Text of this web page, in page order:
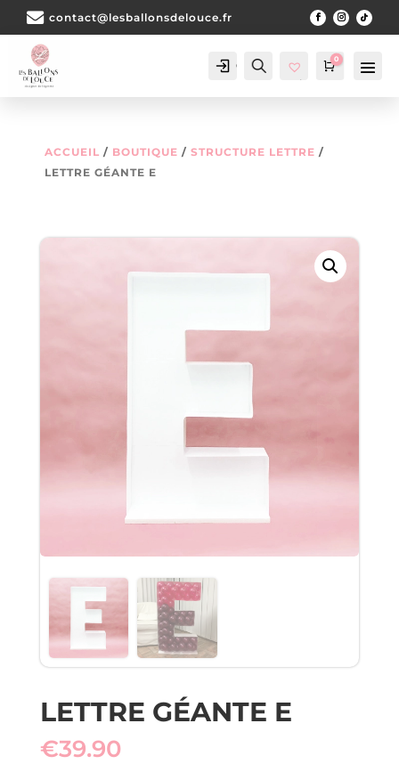
 contact@lesballonsdelouce.fr
Compte Chercher
Wis
hlis
Panier
0
0.00
ACCUEIL BOUTIQUE
STRUCTURE LETTRE
LETTRE GÉANTE E
LETTRE GÉANTE E
€39.90